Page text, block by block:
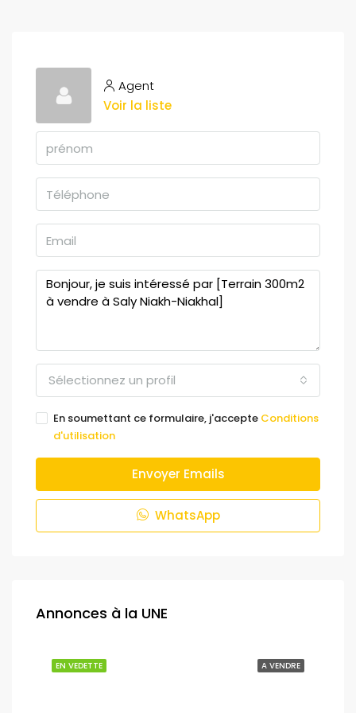
Agent
Voir la liste
Sélectionnez un profil
En soumettant ce formulaire, j'accepte Conditions
d'utilisation
Envoyer Emails
WhatsApp
Annonces à la UNE
A VENDRE
EN VEDETTE